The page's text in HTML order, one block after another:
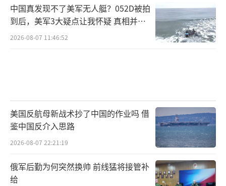
中国真发现不了美军无人艇？052D被拍
到后，美军3大疑点让我怀疑 真相并非
如此
2026-08-07 11:46:52
美国反航母新战术抄了中国的作业吗 借
鉴中国反介入思路
2026-08-07 22:21:19
俄军后勤为何突然换帅 前线猛将接管补
给